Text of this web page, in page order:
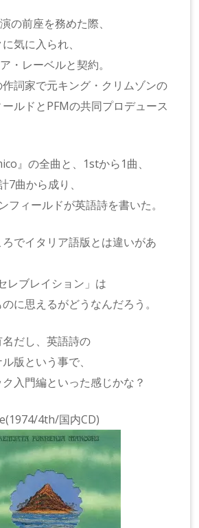
の前座を務めた際、
気に入られ、
・レーベルと契約。
詞家で元キング・クリムゾンの
ルドとPFMの共同プロデュース
』の全曲と、1stから1曲、
7曲から成り、
フィールドが英語詩を書いた。
でイタリア語版とは違いがあ
レブレイション」は
に思えるがどうなんだろう。
だし、英語詩の
版という事で、
入門編といった感じかな？
4th/国内CD)